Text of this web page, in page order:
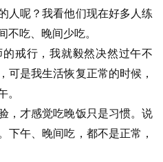
人呢？我看他们现在好多人练
不吃、晚间少吃。
戒行，我就毅然决然过午不
可是我生活恢复正常的时候，
。
，才感觉吃晚饭只是习惯。说
下午、晚间吃，都不是正常，